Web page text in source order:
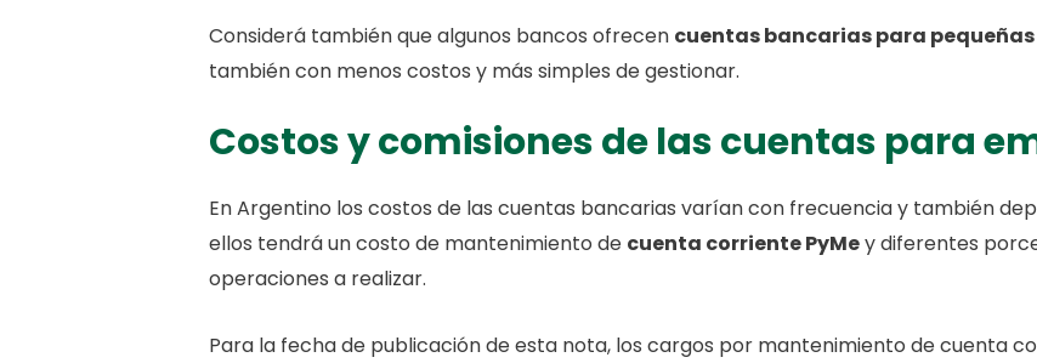
Considerá también que algunos bancos ofrecen cuentas bancarias para
también con menos costos y más simples de gestionar.
Costos y comisiones de las cuentas para
En Argentino los costos de las cuentas bancarias varían con frecuencia y también
ellos tendrá un costo de mantenimiento de cuenta corriente PyMey diferentes
operaciones a realizar.
Para la fecha de publicación de esta nota, los cargos por mantenimiento de cuenta